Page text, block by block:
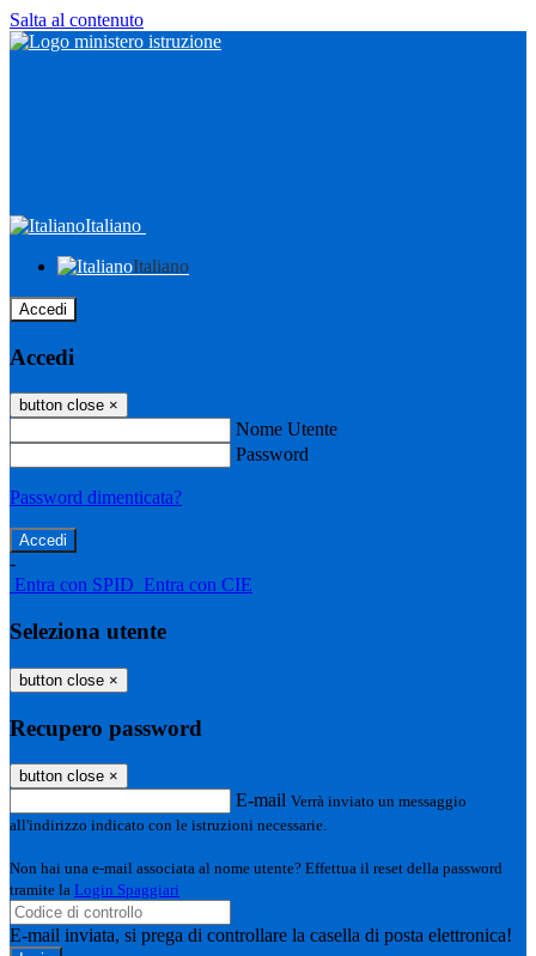
Salta al contenuto
Italiano
Italiano
Accedi
Accedi
button close ×
Nome Utente
Password
Password dimenticata?
-
Entra con SPID Entra con CIE
Seleziona utente
button close ×
Recupero password
button close ×
E-mail Verrà inviato un messaggio
all'indirizzo indicato con le istruzioni necessarie.
Non hai una e-mail associata al nome utente? Effettua il reset della password
tramite la Login Spaggiari
E-mail inviata, si prega di controllare la casella di posta elettronica!